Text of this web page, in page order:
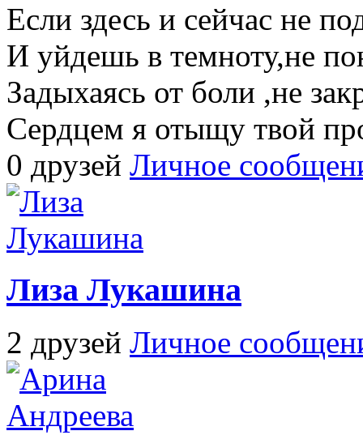
Если здесь и сейчас не
И уйдешь в темноту,не
Задыхаясь от боли ,не
Сердцем я отыщу твой
0 друзей Личное
Лиза Лукашина
2 друзей Личное